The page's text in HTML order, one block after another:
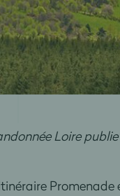
Loire